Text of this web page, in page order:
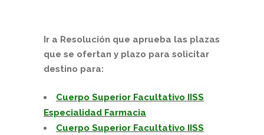
Ir a Resolución que aprueba las plazas
que se ofertan y plazo para solicitar
destino para:
Cuerpo Superior Facultativo IISS
Especialidad Farmacia
Cuerpo Superior Facultativo IISS